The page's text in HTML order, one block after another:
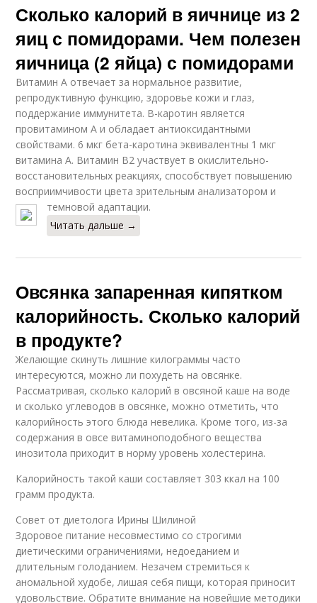
Сколько калорий в яичнице из 2
яиц с помидорами. Чем полезен
яичница (2 яйца) с помидорами
Витамин А отвечает за нормальное развитие,
репродуктивную функцию, здоровье кожи и глаз,
поддержание иммунитета. В-каротин является
провитамином А и обладает антиоксидантными
свойствами. 6 мкг бета-каротина эквивалентны 1 мкг
витамина А. Витамин В2 участвует в окислительно-
восстановительных реакциях, способствует повышению
восприимчивости цвета зрительным анализатором и
темновой адаптации.
Читать дальше →
Овсянка запаренная кипятком
калорийность. Сколько калорий
в продукте?
Желающие скинуть лишние килограммы часто
интересуются, можно ли похудеть на овсянке.
Рассматривая, сколько калорий в овсяной каше на воде
и сколько углеводов в овсянке, можно отметить, что
калорийность этого блюда невелика. Кроме того, из-за
содержания в овсе витаминоподобного вещества
инозитола приходит в норму уровень холестерина.
Калорийность такой каши составляет 303 ккал на 100
грамм продукта.
Совет от диетолога Ирины Шилиной
Здоровое питание несовместимо со строгими
диетическими ограничениями, недоеданием и
длительным голоданием. Незачем стремиться к
аномальной худобе, лишая себя пищи, которая приносит
удовольствие. Обратите внимание на новейшие методики